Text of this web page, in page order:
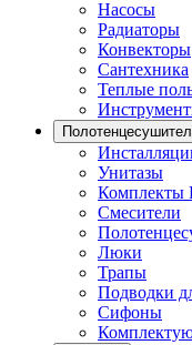
Насосы
Радиаторы
Конвекторы
Сантехника
Теплые
Унитазы
Комплекты
Смесители
Люки
Трапы
Подводки
Сифоны